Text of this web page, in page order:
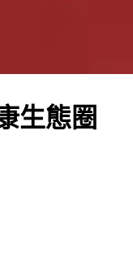
生態圈